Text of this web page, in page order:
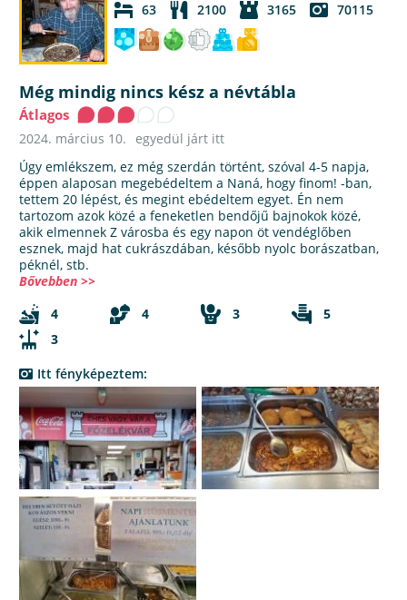
63
2100 3165 70115
Még mindig nincs kész a névtábla
Átlagos
2024. március 10.
egyedül járt itt
Úgy emlékszem, ez még szerdán történt, szóval 4-5 napja,
éppen alaposan megebédeltem a Naná, hogy finom! -ban,
tettem 20 lépést, és megint ebédeltem egyet. Én nem
tartozom azok közé a feneketlen bendőjű bajnokok közé,
akik elmennek Z városba és egy napon öt vendéglőben
esznek, majd hat cukrászdában, később nyolc borászatban,
péknél, stb.
Bővebben >>
4
4 3
5
3
Itt fényképeztem: